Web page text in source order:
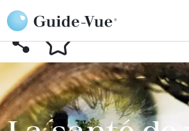
Aller au contenu principal
RETOUR AU GLOSSAIRE